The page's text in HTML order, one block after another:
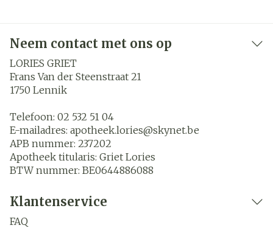
Neem contact met ons op
LORIES GRIET
Frans Van der Steenstraat 21
1750 Lennik
Telefoon: 02 532 51 04
E-mailadres: apotheek.lories@skynet.be
APB nummer: 237202
Apotheek titularis: Griet Lories
BTW nummer: BE0644886088
Klantenservice
FAQ